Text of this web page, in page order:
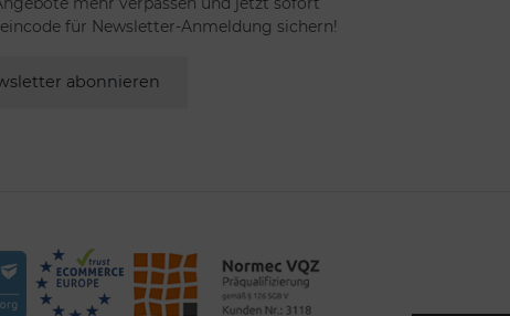
für Newsletter-Anmeldung sichern!
abonnieren